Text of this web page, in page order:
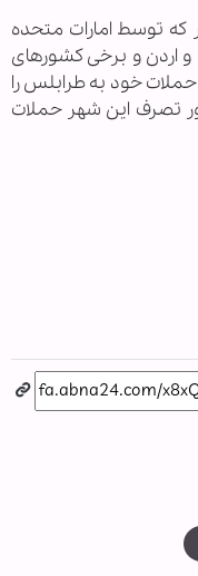
که توسط امارات متحده
اردن و برخی کشورهای
اروپایی حمایت می‌شوند، از ۴ آوریل ۲۰۱۹ حملات خود به طرابلس را
منظور تصرف این شهر حملات